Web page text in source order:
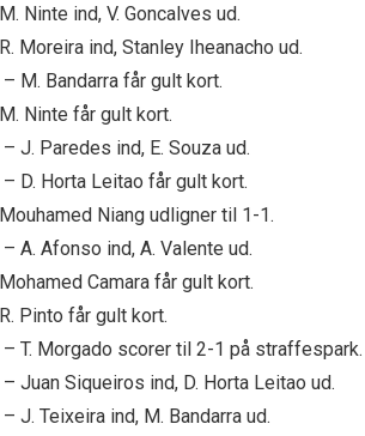
Ninte ind, V. Goncalves ud.
Moreira ind, Stanley Iheanacho ud.
M. Bandarra får gult kort.
Ninte får gult kort.
J. Paredes ind, E. Souza ud.
– D. Horta Leitao får gult kort.
Niang udligner til 1-1.
– A. Afonso ind, A. Valente ud.
Camara får gult kort.
Pinto får gult kort.
– T. Morgado scorer til 2-1 på straffespark.
Juan Siqueiros ind, D. Horta Leitao ud.
J. Teixeira ind, M. Bandarra ud.